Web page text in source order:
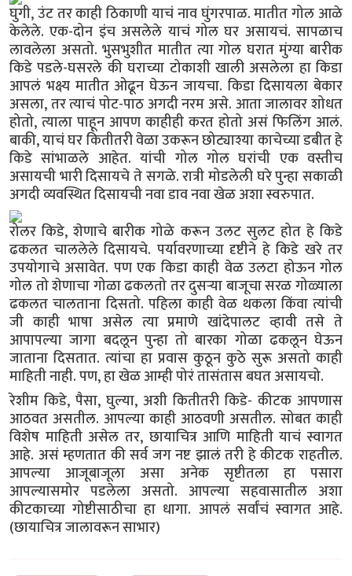
घुगी, उंट तर काही ठिकाणी याचं नाव घुंगरपाळ. मातीत गोल आळे
केलेले. एक-दोन इंच असलेले याचं गोल घर असायचं. सापळाच
लावलेला असतो. भुसभुशीत मातीत त्या गोल घरात मुंग्या बारीक
किडे पडले-घसरले की घराच्या टोकाशी खाली असलेला हा किडा
आपलं भक्ष्य मातीत ओढून घेऊन जायचा. किडा दिसायला बेकार
असला, तर त्याचं पोट-पाठ अगदी नरम असे. आता जालावर शोधत
होतो, त्याला पाहून आपण काहीही करत होतो असं फिलिंग आलं.
बाकी, याचं घर कितीतरी वेळा उकरून छोट्याश्या काचेच्या डबीत हे
किडे सांभाळले आहेत. यांची गोल गोल घरांची एक वस्तीच
असायची भारी दिसायचे ते सगळे. रात्री मोडलेली घरे पुन्हा सकाळी
अगदी व्यवस्थित दिसायची नवा डाव नवा खेळ अशा स्वरुपात.
रोलर किडे, शेणाचे बारीक गोळे करून उलट सुलट होत हे किडे
ढकलत चाललेले दिसायचे. पर्यावरणाच्या दृष्टीने हे किडे खरे तर
उपयोगाचे असावेत. पण एक किडा काही वेळ उलटा होऊन गोल
गोल तो शेणाचा गोळा ढकलतो तर दुसऱ्या बाजूचा सरळ गोळ्याला
ढकलत चालताना दिसतो. पहिला काही वेळ थकला किंवा त्यांची
जी काही भाषा असेल त्या प्रमाणे खांदेपालट व्हावी तसे ते
आपापल्या जागा बदलून पुन्हा तो बारका गोळा ढकलून घेऊन
जाताना दिसतात. त्यांचा हा प्रवास कुठून कुठे सुरू असतो काही
माहिती नाही. पण, हा खेळ आम्ही पोरं तासंतास बघत असायचो.
रेशीम किडे, पैसा, घुल्या, अशी कितीतरी किडे- कीटक आपणास
आठवत असतील. आपल्या काही आठवणी असतील. सोबत काही
विशेष माहिती असेल तर, छायाचित्र आणि माहिती याचं स्वागत
आहे. असं म्हणतात की सर्व जग नष्ट झालं तरी हे कीटक राहतील.
आपल्या आजूबाजूला असा अनेक सृष्टीतला हा पसारा
आपल्यासमोर पडलेला असतो. आपल्या सहवासातील अशा
कीटकाच्या गोष्टीसाठीचा हा धागा. आपलं सर्वांचं स्वागत आहे.
(छायाचित्र जालावरून साभार)